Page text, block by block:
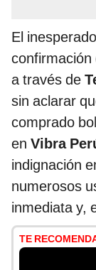
El
confirmación
a través de
sin aclarar
comprado
en Vibra
indignación
numerosos
inmediata y,
TE